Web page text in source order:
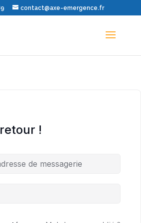
contact@axe-emergence.fr
!